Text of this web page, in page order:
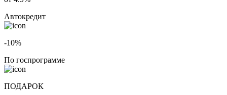
Автокредит
-10%
По госпрограмме
ПОДАРОК